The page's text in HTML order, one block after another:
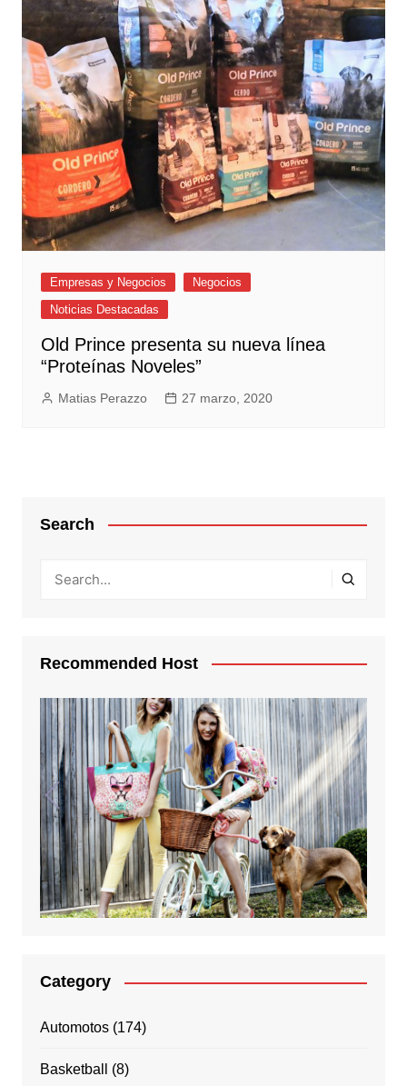
Empresas y Negocios
Negocios
Noticias Destacadas
Old Prince presenta su nueva línea
“Proteínas Noveles”
Matias Perazzo 27 marzo, 2020
Search
Recommended Host
Category
Automotos(174)
Basketball (8)